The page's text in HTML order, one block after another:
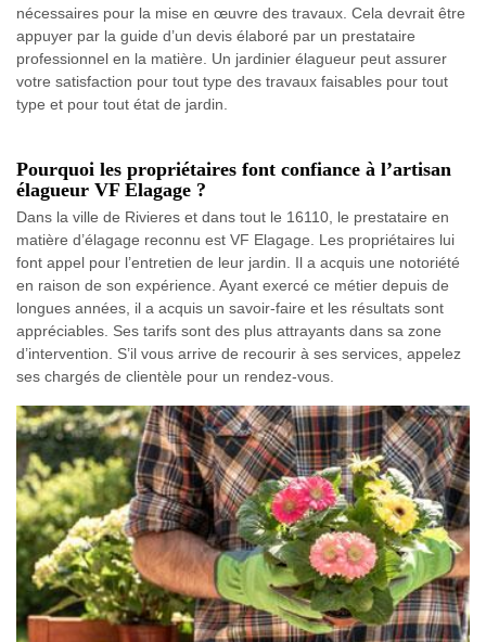
nécessaires pour la mise en œuvre des travaux. Cela devrait être
appuyer par la guide d’un devis élaboré par un prestataire
professionnel en la matière. Un jardinier élagueur peut assurer
votre satisfaction pour tout type des travaux faisables pour tout
type et pour tout état de jardin.
Pourquoi les propriétaires font confiance à l’artisan
élagueur VF Elagage ?
Dans la ville de Rivieres et dans tout le 16110, le prestataire en
matière d’élagage reconnu est VF Elagage. Les propriétaires lui
font appel pour l’entretien de leur jardin. Il a acquis une notoriété
en raison de son expérience. Ayant exercé ce métier depuis de
longues années, il a acquis un savoir-faire et les résultats sont
appréciables. Ses tarifs sont des plus attrayants dans sa zone
d’intervention. S’il vous arrive de recourir à ses services, appelez
ses chargés de clientèle pour un rendez-vous.